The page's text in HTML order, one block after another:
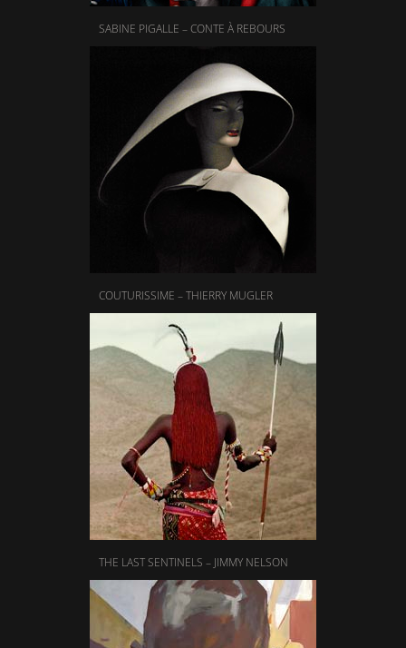
SABINE PIGALLE – CONTE À REBOURS
COUTURISSIME – THIERRY MUGLER
THE LAST SENTINELS – JIMMY NELSON